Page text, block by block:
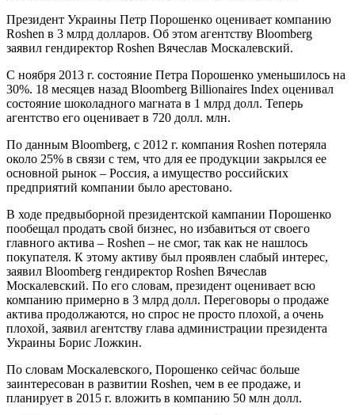
Президент Украины Петр Порошенко оценивает компанию
Roshen в 3 млрд долларов. Об этом агентству Bloomberg
заявил гендиректор Roshen Вячеслав Москалевский.
С ноября 2013 г. состояние Петра Порошенко уменьшилось на
30%. 18 месяцев назад Bloomberg Billionaires Index оценивал
состояние шоколадного магната в 1 млрд долл. Теперь
агентство его оценивает в 720 долл. млн.
По данным Bloomberg, с 2012 г. компания Roshen потеряла
около 25% в связи с тем, что для ее продукции закрылся ее
основной рынок – Россия, а имущество российских
предприятий компании было арестовано.
В ходе предвыборной президентской кампании Порошенко
пообещал продать свой бизнес, но избавиться от своего
главного актива – Roshen – не смог, так как не нашлось
покупателя. К этому активу был проявлен слабый интерес,
заявил Bloomberg гендиректор Roshen Вячеслав
Москалевский. По его словам, президент оценивает всю
компанию примерно в 3 млрд долл. Переговоры о продаже
актива продолжаются, но спрос не просто плохой, а очень
плохой, заявил агентству глава администрации президента
Украины Борис Ложкин.
По словам Москалевского, Порошенко сейчас больше
заинтересован в развитии Roshen, чем в ее продаже, и
планирует в 2015 г. вложить в компанию 50 млн долл.